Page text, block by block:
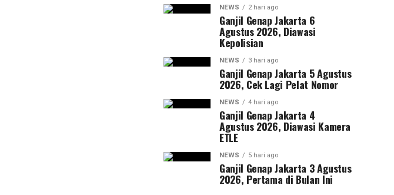
NEWS 2 hari ago
Ganjil Genap Jakarta 6
Agustus 2026, Diawasi
Kepolisian
NEWS 3 hari ago
Ganjil Genap Jakarta 5 Agustus
2026, Cek Lagi Pelat Nomor
NEWS 4 hari ago
Ganjil Genap Jakarta 4
Agustus 2026, Diawasi Kamera
ETLE
NEWS 5 hari ago
Ganjil Genap Jakarta 3 Agustus
2026, Pertama di Bulan Ini